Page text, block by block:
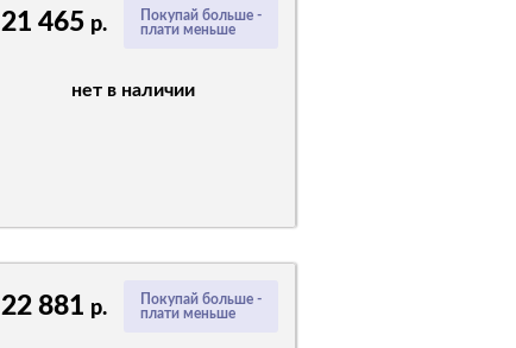
Покупай больше -
плати меньше
21 465 р.
нет в наличии
Покупай больше -
плати меньше
22 881 р.